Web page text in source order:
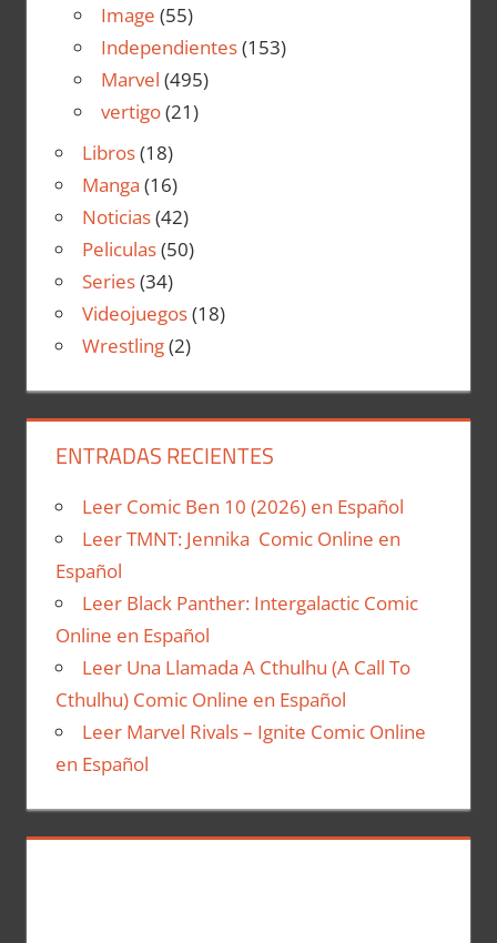
Image (55)
Independientes(153)
Marvel (495)
vertigo(21)
Libros(18)
Manga (16)
Noticias(42)
Peliculas(50)
Series(34)
Videojuegos(18)
Wrestling(2)
ENTRADAS RECIENTES
Leer Comic Ben 10 (2026) en Español
Leer TMNT: Jennika Comic Online en
Español
Leer Black Panther: Intergalactic Comic
Online en Español
Leer Una Llamada A Cthulhu (A Call To
Cthulhu) Comic Online en Español
Leer Marvel Rivals – Ignite Comic Online
en Español